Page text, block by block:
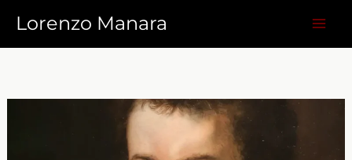
contenuto
Lorenzo Manara